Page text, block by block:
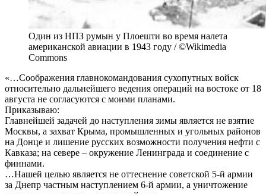
Один из НПЗ румын у Плоешти во время налета
американской авиации в 1943 году / ©Wikimedia
Commons
«…Соображения главнокомандования сухопутных войск
относительно дальнейшего ведения операций на востоке от 18
августа не согласуются с моими планами.
Приказываю:
Главнейшей задачей до наступления зимы является не взятие
Москвы, а захват Крыма, промышленных и угольных районов
на Донце и лишение русских возможности получения нефти с
Кавказа; на севере – окружение Ленинграда и соединение с
финнами.
…Нашей целью является не оттеснение советской 5-й армии
за Днепр частным наступлением 6-й армии, а уничтожение